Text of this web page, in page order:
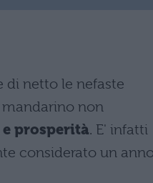
di netto le nefaste
non
prosperità. E' infatti
considerato un anno